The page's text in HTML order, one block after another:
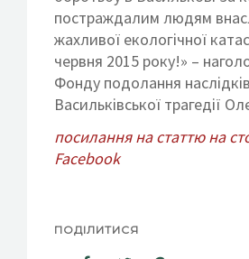
постраждалим людям
жахливої екологічної
червня 2015 року!» –
Фонду подолання наслідків
Васильківської трагедії
посилання на статтю на
Facebook
ПОДІЛИТИСЯ